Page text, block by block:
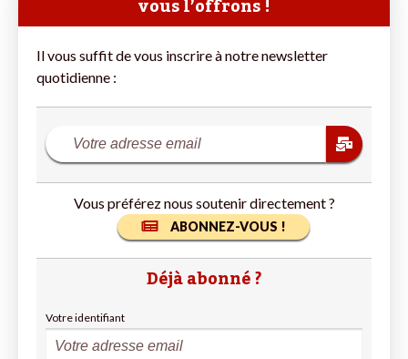
Il vous suffit de vous inscrire à notre newsletter
quotidienne :
Vous préférez nous soutenir directement ?
ABONNEZ-VOUS !
Déjà abonné ?
Votre identifiant